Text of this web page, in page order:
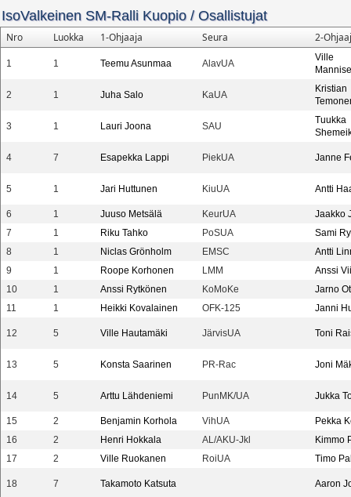
IsoValkeinen SM-Ralli Kuopio / Osallistujat
Nro Luokka 1-Ohjaaja Seura 2-
1 1 Teemu Asunmaa AlavUA
Ville
2 1 Juha Salo KaUA
Kristian
3 1 Lauri Joona SAU
Tuukka
4 7 Esapekka Lappi PiekUA Janne
5 1 Jari Huttunen KiuUA Antti
6 1 Juuso Metsälä KeurUA
Jaakko
7
1 Riku Tahko PoSUA
Sami
8
1 Niclas Grönholm EMSC
Antti
9
1 Roope Korhonen LMM
Anssi
10
1 Anssi Rytkönen KoMoKe
Jarno
11
1 Heikki Kovalainen OFK-125 Janni
12 5 Ville Hautamäki JärvisUA Toni
13 5 Konsta Saarinen PR-Rac Joni
14 5 Arttu Lähdeniemi PunMK/UA Jukka
15 2 Benjamin Korhola VihUA
Pekka
16
2 Henri Hokkala AL/AKU-Jkl
Kimmo
17
2 Ville Ruokanen RoiUA Timo
18 7 Takamoto Katsuta Aaron